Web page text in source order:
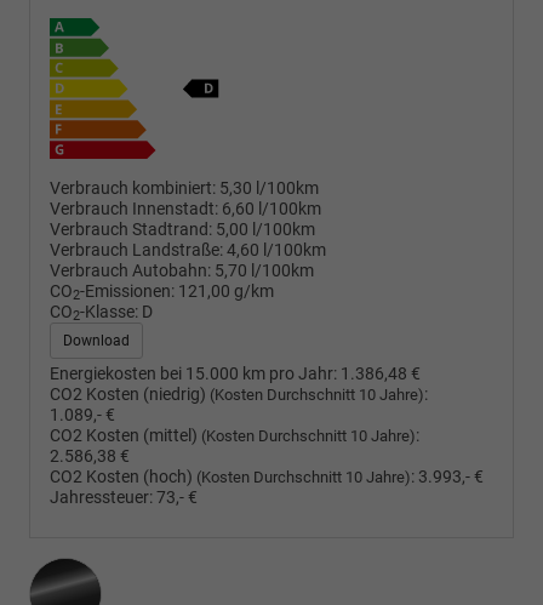
Verbrauch kombiniert: 5,30 l/100km
Verbrauch Innenstadt: 6,60 l/100km
Verbrauch Stadtrand: 5,00 l/100km
Verbrauch Landstraße:4,60 l/100km
Verbrauch Autobahn: 5,70 l/100km
CO2-Emissionen: 121,00 g/km
CO2-Klasse: D
Download
Energiekosten bei 15.000 km pro Jahr: 1.386,48 €
CO2 Kosten (niedrig) (Kosten Durchschnitt 10 Jahre):
1.089,- €
CO2 Kosten (mittel) (Kosten Durchschnitt 10 Jahre):
2.586,38 €
CO2 Kosten (hoch) (Kosten Durchschnitt 10 Jahre): 3.993,- €
Jahressteuer:73,- €